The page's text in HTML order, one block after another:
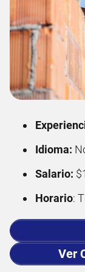
Idioma:
Salario:
Horario:
Ver